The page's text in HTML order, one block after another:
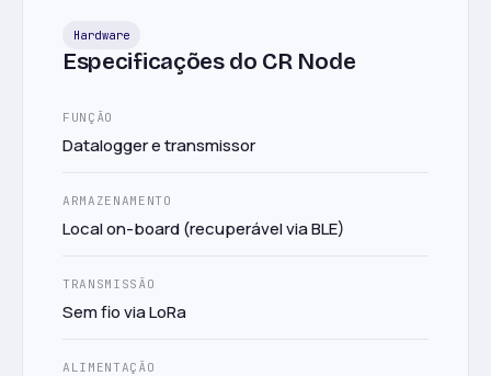
Hardware
Especificações do CR Node
FUNÇÃO
Datalogger e transmissor
ARMAZENAMENTO
Local on-board (recuperável via BLE)
TRANSMISSÃO
Sem fio via LoRa
ALIMENTAÇÃO